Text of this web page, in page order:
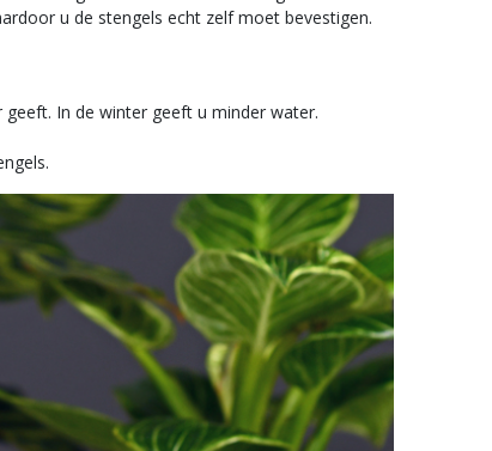
u de stengels echt zelf moet bevestigen.
In de winter geeft u minder water.